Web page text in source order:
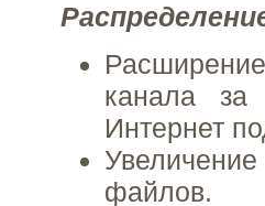
канала за
Интернет
файлов.